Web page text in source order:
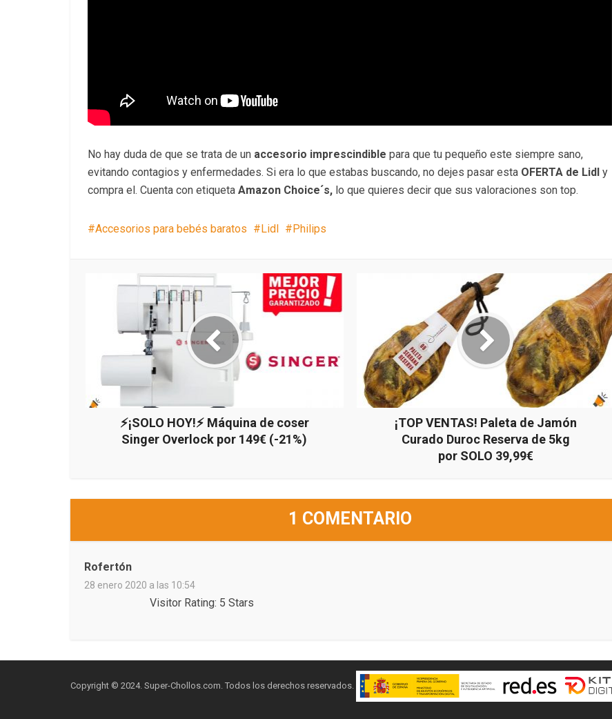
No hay duda de que se trata de un accesorio imprescindible para que tu pequeño este siempre sano,
evitando contagios y enfermedades. Si era lo que estabas buscando, no dejes pasar esta OFERTA de Lidl y
compra el. Cuenta con etiqueta Amazon Choice´s, lo que quieres decir que sus valoraciones son top.
Accesorios para bebés baratos Lidl Philips
⚡¡SOLO HOY!⚡ Máquina de coser
Singer Overlock por 149€ (-21%)
¡TOP VENTAS! Paleta de Jamón
Curado Duroc Reserva de 5kg
por SOLO 39,99€
1 COMENTARIO
Rofertón
28 enero 2020 a las 10:54
Visitor Rating: 5 Stars
Copyright © 2024. Super-Chollos.com. Todos los derechos reservados.